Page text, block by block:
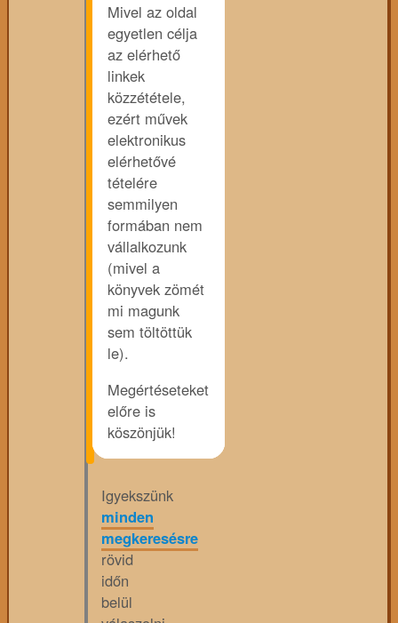
Mivel az oldal
egyetlen célja
az elérhető
linkek
közzététele,
ezért művek
elektronikus
elérhetővé
tételére
semmilyen
formában nem
vállalkozunk
(mivel a
könyvek zömét
mi magunk
sem töltöttük
le).
Megértéseteket
előre is
köszönjük!
Igyekszünk
minden
megkeresésre
rövid
időn
belül